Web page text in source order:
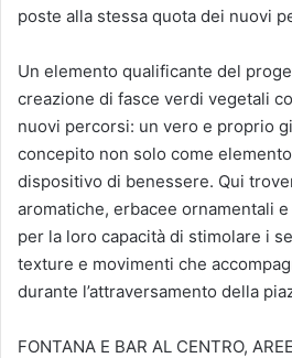
poste alla stessa quota dei nuovi
Un elemento qualificante del
creazione di fasce verdi vegetali
nuovi percorsi: un vero e proprio
concepito non solo come
dispositivo di benessere. Qui
aromatiche, erbacee ornamentali
per la loro capacità di stimolare i
texture e movimenti che
durante l’attraversamento della
FONTANA E BAR AL CENTRO,